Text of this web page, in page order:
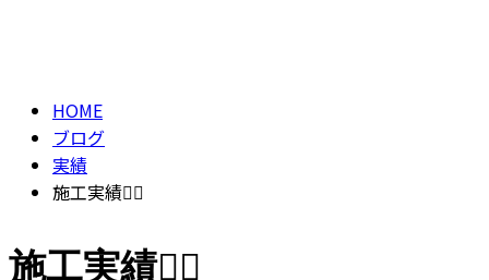
HOME
ブログ
実績
施工実績👷‍♂️
施工実績👷‍♂️